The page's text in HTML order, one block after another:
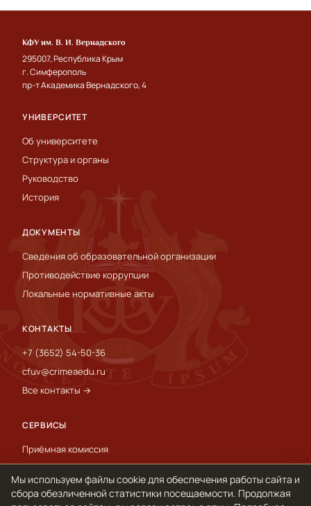
КФУ им. В. И. Вернадского
295007, Республика Крым
г. Симферополь
пр-т Академика Вернадского, 4
УНИВЕРСИТЕТ
Об университете
Структура и органы
Руководство
История
ДОКУМЕНТЫ
Сведения об образовательной организации
Противодействие коррупции
Локальные нормативные акты
КОНТАКТЫ
+7 (3652) 54-50-36
cfuv@crimeaedu.ru
Все контакты →
СЕРВИСЫ
Приёмная комиссия
Пресс-служба
International
Мы используем файлы cookie для обеспечения работы сайта и
сбора обезличенной статистики посещаемости. Продолжая